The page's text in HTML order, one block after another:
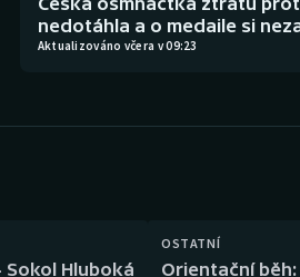
nedotáhla a o medaile si
Aktualizováno včera v 09:23
Hluboká
OSTATNÍ
Orientační běh: